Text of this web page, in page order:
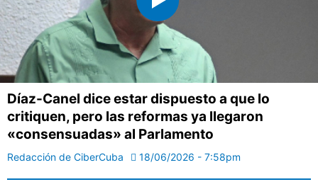
Díaz-Canel dice estar dispuesto a que lo
critiquen, pero las reformas ya llegaron
«consensuadas» al Parlamento
Redacción de CiberCuba 18/06/2026 - 7:58pm